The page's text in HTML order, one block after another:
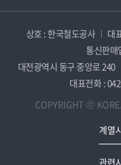
상호 : 한국철도공사 대
통신판매
대전광역시 동구 중앙로 240
대표전화 :
COPYRIGHT ⓒ
계열
관련